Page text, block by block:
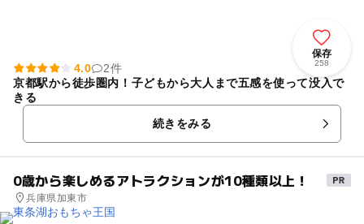
保存
258
4.0
2件
京都駅から徒歩圏内！子どもから大人まで五感を使って没入で
きる
続きをみる
0歳から楽しめるアトラクションが10種類以上！
兵庫県加東市